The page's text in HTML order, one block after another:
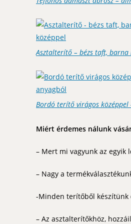
Asztalterítő – bézs taft, barna
Bordó terítő virágos
Miért érdemes nálunk
– Mert mi vagyunk az egyik
– Nagy a
-Minden terítőből készítünk
– Az asztalterítőkhöz,